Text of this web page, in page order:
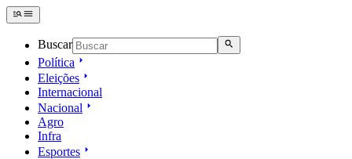
Buscar
Política
Eleições
Internacional
Nacional
Agro
Infra
Esportes